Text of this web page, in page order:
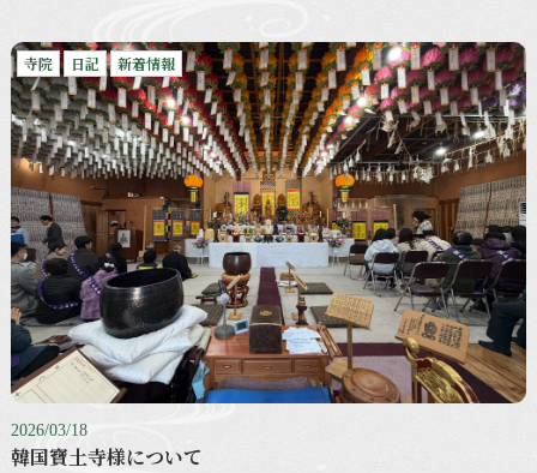
寺院 日記 新着情報
2026/03/18
韓国寶土寺様について